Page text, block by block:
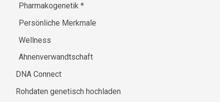
Pharmakogenetik*
Persönliche Merkmale
Wellness
Ahnenverwandtschaft
DNA Connect
Rohdaten genetisch hochladen